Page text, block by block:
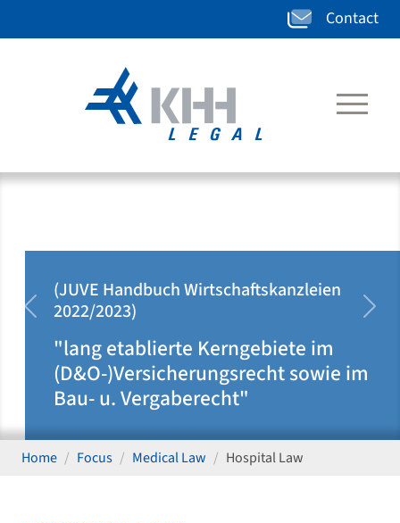
Contact
"klar auf Ärzteseite positioniert u.
dort rechtsgebietsübergreifend
tätig"
(JUVE Handbuch Wirtschaftskanzleien
2020/2021)
zurück
Home Focus Medical Law Hospital Law